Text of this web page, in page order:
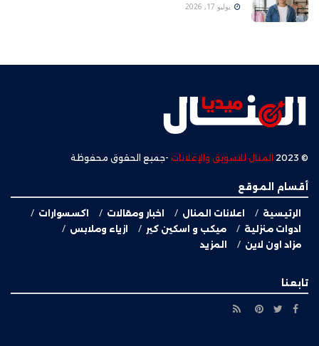
يوليو 17, 2026
© 2023 المنال للتسويق والإعلانات -جميع الحقوق محفوظة
أقسام الموقع
الرئيسية اعلانات المنال اخبار ومقالات
اكسسوارات
ادوات منزلية
ميكب و اسكين كير
ازياء وملابس
مزاد اون لاين
المزيد
تابعنا